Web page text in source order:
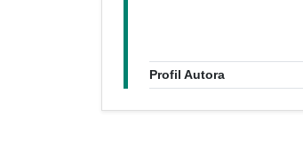
Profil Autora